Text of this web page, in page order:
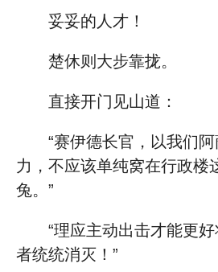
妥妥的人才！
楚休则大步靠拢。
直接开门见山道：
“赛伊德长官，以我们
力，不应该单纯窝在行政楼
兔。”
“理应主动出击才能更
者统统消灭！”